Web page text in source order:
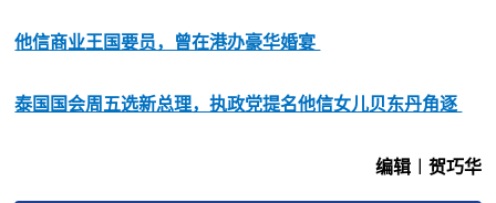
他信商业王国要员，曾在港办豪华婚宴
泰国国会周五选新总理，执政党提名他信女儿贝东丹角逐
编辑︱贺巧华